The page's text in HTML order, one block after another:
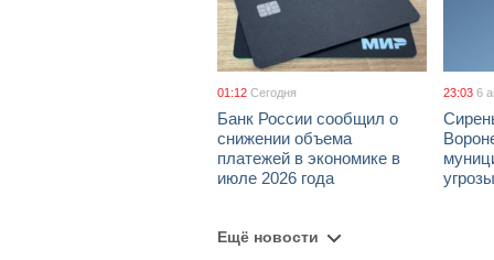
01:12 Сегодня
Банк России сообщил о
снижении объема
платежей в экономике в
июле 2026 года
23:03 6
Ещё новости